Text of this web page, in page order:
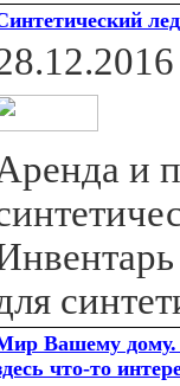
и
Вашему дому.
что-то